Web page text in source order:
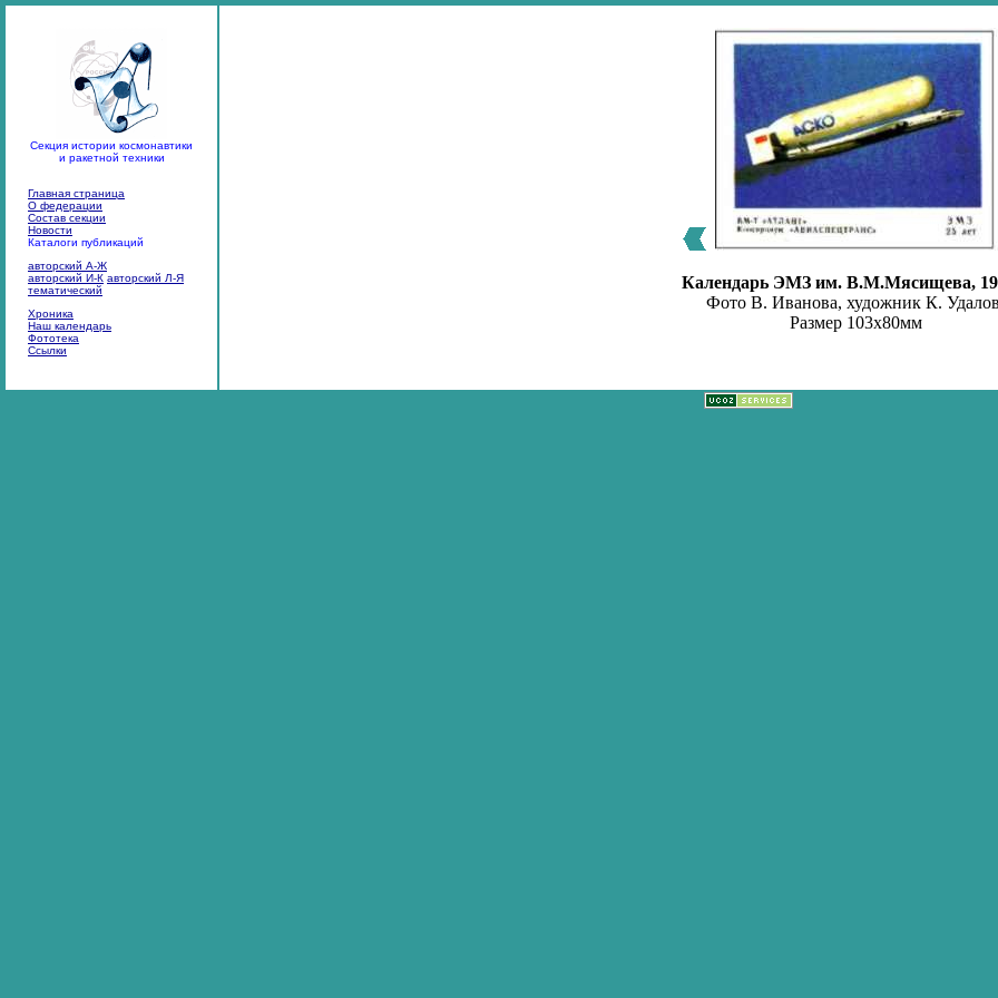
Секция истории космонавтики
и ракетной техники
Главная страница
О федерации
Состав секции
Новости
Каталоги публикаций
авторский А-Ж
авторский И-К авторский Л-Я
тематический
Хроника
Наш календарь
Фототека
Ссылки
Календарь ЭМЗ им. В.М.Мясищева,
Фото В. Иванова, художник К.
Размер 103х80мм